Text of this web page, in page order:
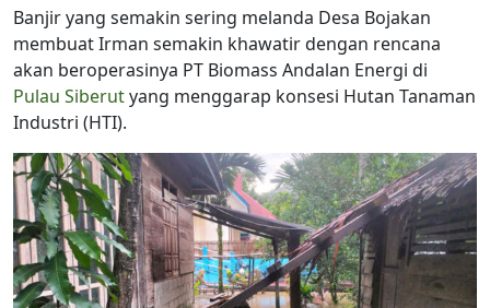
Banjir yang semakin sering melanda Desa Bojakan
membuat Irman semakin khawatir dengan rencana
akan beroperasinya PT Biomass Andalan Energi di
Pulau Siberutyang menggarap konsesi Hutan Tanaman
Industri (HTI).